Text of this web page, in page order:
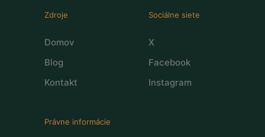
Zdroje
Domov
Blog
Kontakt
Sociálne siete
X
Facebook
Instagram
Právne informácie